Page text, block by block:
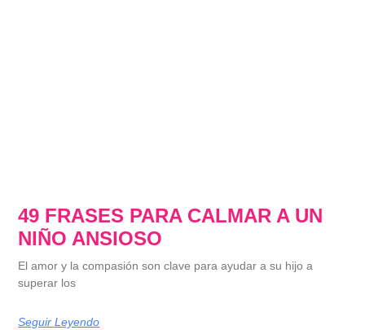
49 FRASES PARA CALMAR A UN
NIÑO ANSIOSO
El amor y la compasión son clave para ayudar a su hijo a
superar los
Seguir Leyendo